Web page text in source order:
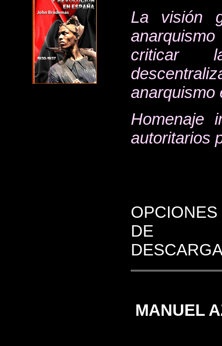
La visión
criticar
anarquismo
Homenaje
autoritarios
OPCIONES
DE
MANUEL